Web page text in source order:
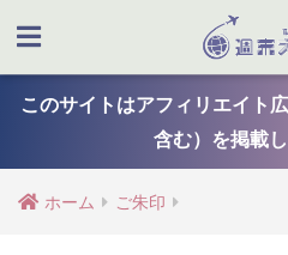
このサイトはアフィリエイト
含む）を掲載し
ホーム ご朱印